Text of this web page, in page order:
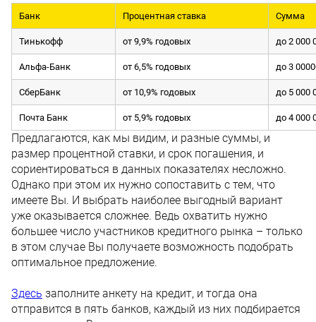
Банк Процентная ставка Сумма
Тинькофф от 9,9% годовых до 2 000
Альфа-Банк от 6,5% годовых до 3
СберБанк от 10,9% годовых до 5 000
Почта Банк от 5,9% годовых до 4 000
Предлагаются, как мы видим, и разные суммы, и
размер процентной ставки, и срок погашения, и
сориентироваться в данных показателях несложно.
Однако при этом их нужно сопоставить с тем, что
имеете Вы. И выбрать наиболее выгодный вариант
уже оказывается сложнее. Ведь охватить нужно
большее число участников кредитного рынка – только
в этом случае Вы получаете возможность подобрать
оптимальное предложение.
Здесь заполните анкету на кредит, и тогда она
отправится в пять банков, каждый из них подбирается